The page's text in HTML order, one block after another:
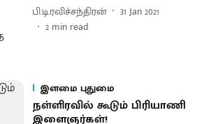
பி.டி.ரவிச்சந்திரன்
31 Jan 2021
2 min read
இளமை புதுமை
நள்ளிரவில் கூடும் பிரியாணி
இளைஞர்கள்!